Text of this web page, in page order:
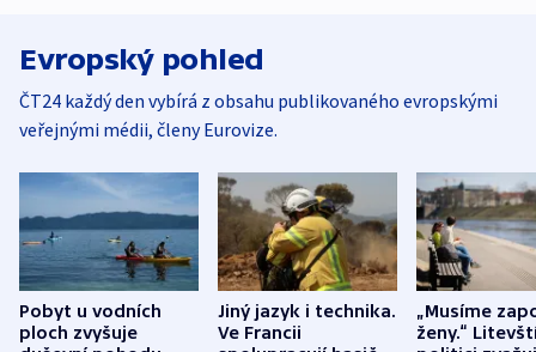
Evropský pohled
ČT24 každý den vybírá z obsahu publikovaného evropskými
veřejnými médii, členy Eurovize.
Pobyt u vodních
ploch zvyšuje
Jiný jazyk i technika.
Ve Francii
„Musíme
ženy.“